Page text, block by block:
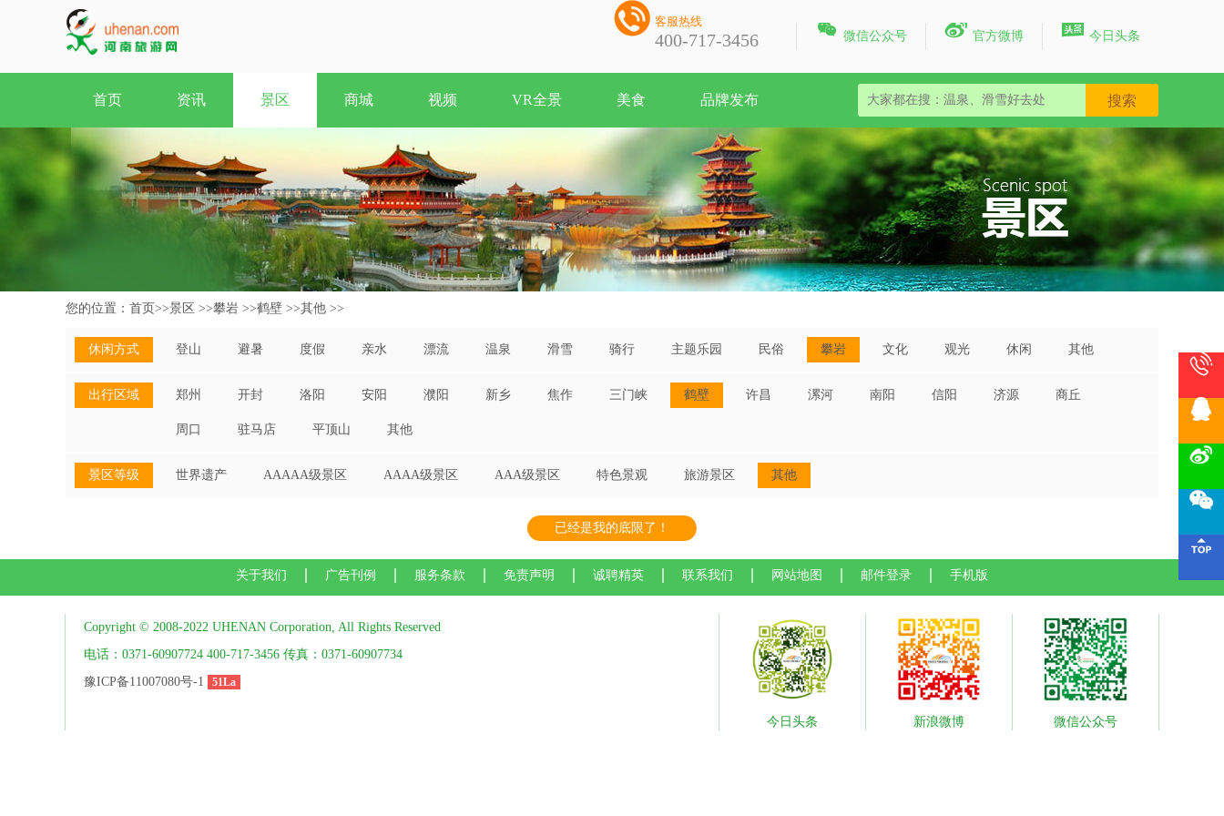
 微信公众号  官方微博  今日头条
 客服热线
400-717-3456
首页 资讯 景区 商城 视频 VR全景 美食 品牌发布
您的位置： 首页>>景区 >>攀岩 >>鹤壁 >>其他 >>
休闲方式 登山 避暑 度假 亲水 漂流 温泉 滑雪 骑行 主题乐园 民俗 攀岩 文化 观光 休闲 其他
出行区域 郑州 开封 洛阳 安阳 濮阳 新乡 焦作 三门峡 鹤壁 许昌 漯河 南阳 信阳 济源 商丘
周口 驻马店 平顶山 其他
景区等级 世界遗产 AAAAA级景区 AAAA级景区 AAA级景区 特色景观 旅游景区 其他
已经是我的底限了！
关于我们 广告刊例 服务条款 免责声明 诚聘精英 联系我们 网站地图 邮件登录 手机版
Copyright © 2008-2022 UHENAN Corporation, All Rights Reserved
电话：0371-60907724 400-717-3456 传真：0371-60907734
豫ICP备11007080号-1
51La
微信公众号
新浪微博
今日头条




